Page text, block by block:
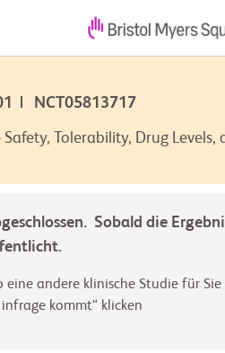
| NCT05813717
Tolerability, Drug
Sobald die
eine andere klinische Studie für
kommt“ klicken